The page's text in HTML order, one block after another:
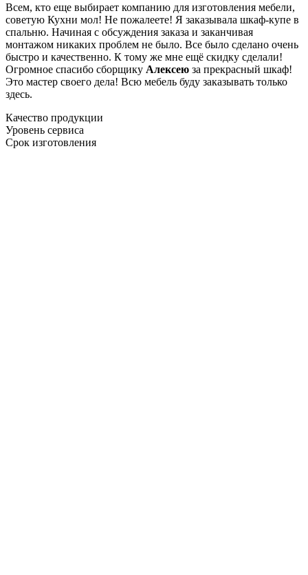
Всем, кто еще выбирает компанию для изготовления мебели,
советую Кухни мол! Не пожалеете! Я заказывала шкаф-купе в
спальню. Начиная с обсуждения заказа и заканчивая
монтажом никаких проблем не было. Все было сделано очень
быстро и качественно. К тому же мне ещё скидку сделали!
Огромное спасибо сборщику Алексею за прекрасный шкаф!
Это мастер своего дела! Всю мебель буду заказывать только
здесь.
Качество продукции
Уровень сервиса
Срок изготовления